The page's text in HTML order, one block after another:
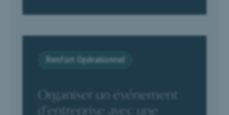
Organiser un événement
d’entreprise avec une
Renfort Opérationnel